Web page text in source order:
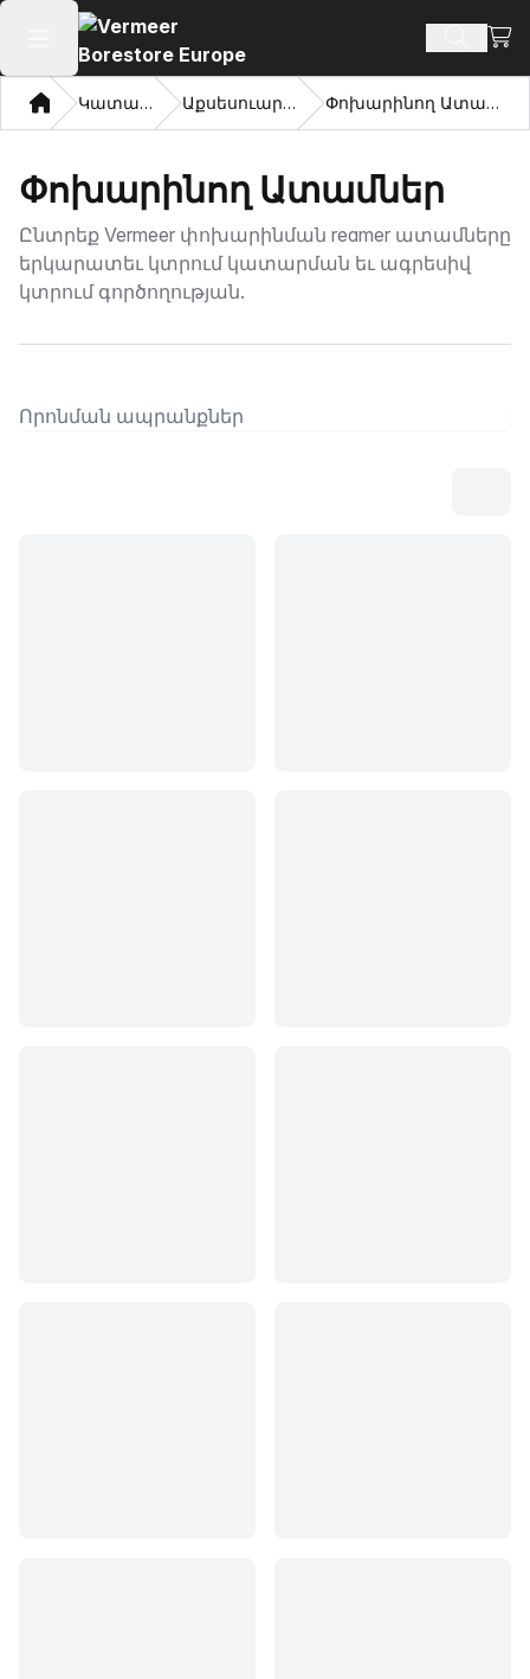
Բաց հիմնական մենյու
Տուն Կատալոգ Աքսեսուարներ Փոխարինող Ատամներ
Փոխարինող Ատամներ
Ընտրեք Vermeer փոխարինման reamer ատամները
երկարատեւ կտրում կատարման եւ ագրեսիվ
կտրում գործողության.